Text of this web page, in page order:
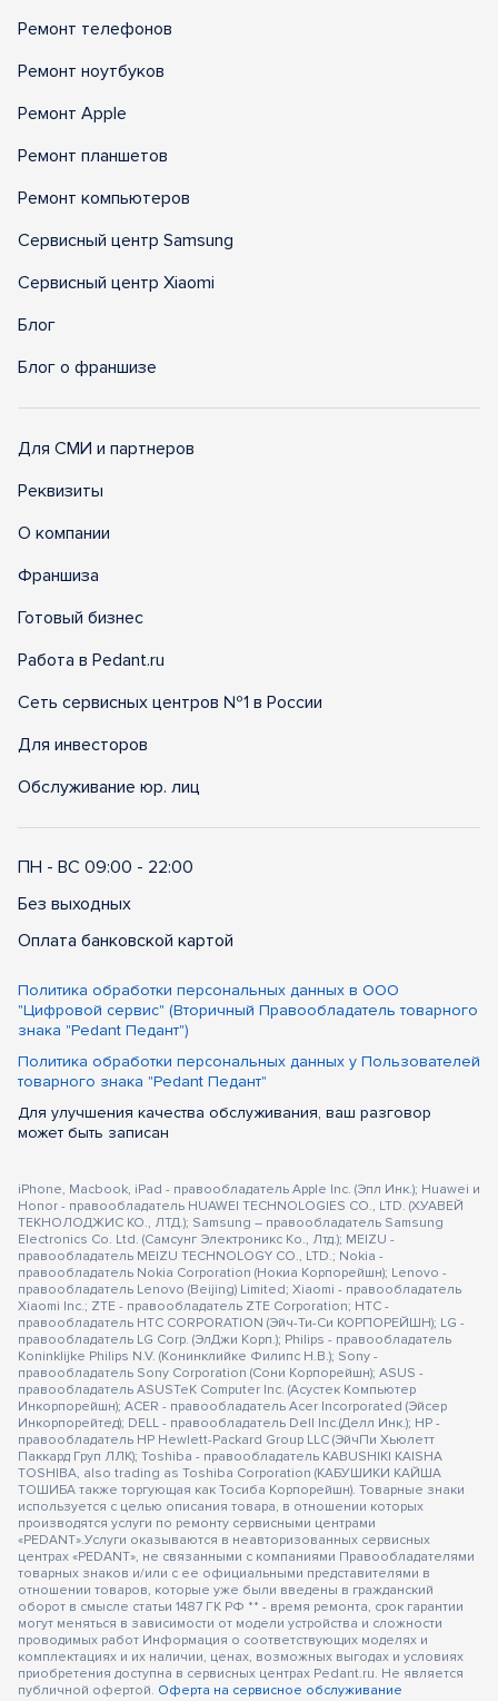
Ремонт телефонов
Ремонт ноутбуков
Ремонт Apple
Ремонт планшетов
Ремонт компьютеров
Сервисный центр Samsung
Сервисный центр Xiaomi
Блог
Блог о франшизе
Для СМИ и партнеров
Реквизиты
О компании
Франшиза
Готовый бизнес
Работа в Pedant.ru
Сеть сервисных центров №1 в России
Для инвесторов
Обслуживание юр. лиц
ПН - ВС 09:00 - 22:00
Без выходных
Оплата банковской картой
Политика обработки персональных данных в ООО
"Цифровой сервис" (Вторичный Правообладатель товарного
знака "Pedant Педант")
Политика обработки персональных данных у Пользователей
товарного знака "Pedant Педант"
Для улучшения качества обслуживания, ваш разговор
может быть записан
iPhone, Macbook, iPad - правообладатель Apple Inc. (Эпл Инк.); Huawei и
Honor - правообладатель HUAWEI TECHNOLOGIES CO., LTD. (ХУАВЕЙ
ТЕКНОЛОДЖИС КО., ЛТД.); Samsung – правообладатель Samsung
Electronics Co. Ltd. (Самсунг Электроникс Ко., Лтд.); MEIZU -
правообладатель MEIZU TECHNOLOGY CO., LTD.; Nokia -
правообладатель Nokia Corporation (Нокиа Корпорейшн); Lenovo -
правообладатель Lenovo (Beijing) Limited; Xiaomi - правообладатель
Xiaomi Inc.; ZTE - правообладатель ZTE Corporation; HTC -
правообладатель HTC CORPORATION (Эйч-Ти-Си КОРПОРЕЙШН); LG -
правообладатель LG Corp. (ЭлДжи Корп.); Philips - правообладатель
Koninklijke Philips N.V. (Конинклийке Филипс Н.В.); Sony -
правообладатель Sony Corporation (Сони Корпорейшн); ASUS -
правообладатель ASUSTeK Computer Inc. (Асустек Компьютер
Инкорпорейшн); ACER - правообладатель Acer Incorporated (Эйсер
Инкорпорейтед); DELL - правообладатель Dell Inc.(Делл Инк.); HP -
правообладатель HP Hewlett-Packard Group LLC (ЭйчПи Хьюлетт
Паккард Груп ЛЛК); Toshiba - правообладатель KABUSHIKI KAISHA
TOSHIBA, also trading as Toshiba Corporation (КАБУШИКИ КАЙША
ТОШИБА также торгующая как Тосиба Корпорейшн). Товарные знаки
используется с целью описания товара, в отношении которых
производятся услуги по ремонту сервисными центрами
«PEDANT».Услуги оказываются в неавторизованных сервисных
центрах «PEDANT», не связанными с компаниями Правообладателями
товарных знаков и/или с ее официальными представителями в
отношении товаров, которые уже были введены в гражданский
оборот в смысле статьи 1487 ГК РФ ** - время ремонта, срок гарантии
могут меняться в зависимости от модели устройства и сложности
проводимых работ Информация о соответствующих моделях и
комплектациях и их наличии, ценах, возможных выгодах и условиях
приобретения доступна в сервисных центрах Pedant.ru. Не является
публичной офертой. Оферта на сервисное обслуживание